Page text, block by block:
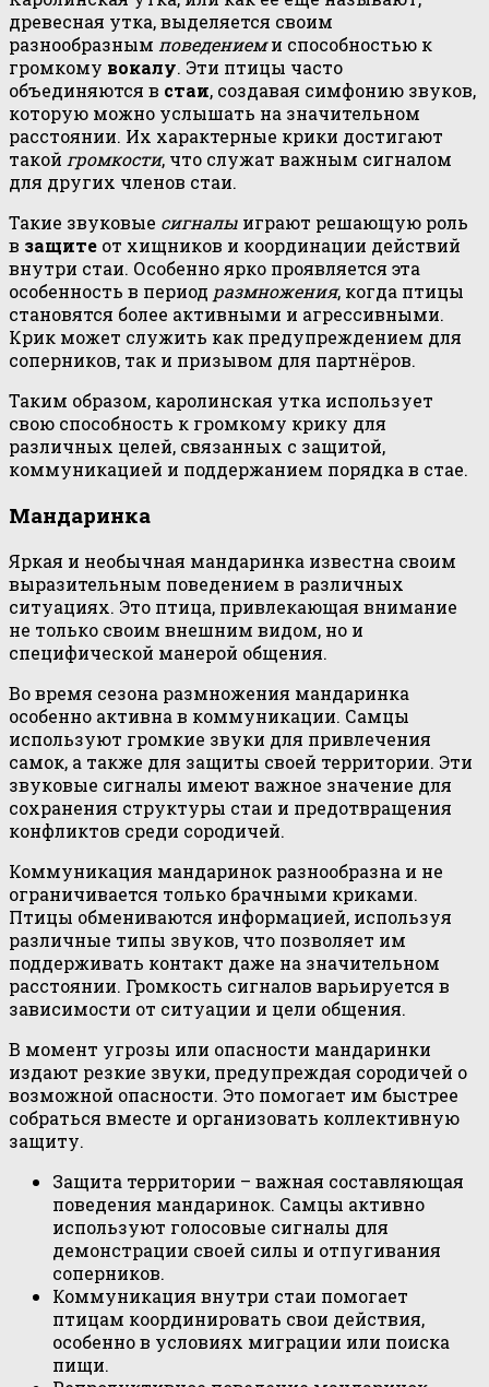
древесная утка, выделяется своим
разнообразным поведениеми способностью к
громкому вокалу. Эти птицы часто
объединяются в стаи, создавая симфонию звуков,
которую можно услышать на значительном
расстоянии. Их характерные крики достигают
такой громкости, что служат важным сигналом
для других членов стаи.
Такие звуковые сигналы играют решающую роль
в защите от хищников и координации действий
внутри стаи. Особенно ярко проявляется эта
особенность в период размножения, когда птицы
становятся более активными и агрессивными.
Крик может служить как предупреждением для
соперников, так и призывом для партнёров.
Таким образом, каролинская утка использует
свою способность к громкому крику для
различных целей, связанных с защитой,
коммуникацией и поддержанием порядка в стае.
Мандаринка
Яркая и необычная мандаринка известна своим
выразительным поведением в различных
ситуациях. Это птица, привлекающая внимание
не только своим внешним видом, но и
специфической манерой общения.
Во время сезона размножения мандаринка
особенно активна в коммуникации. Самцы
используют громкие звуки для привлечения
самок, а также для защиты своей территории. Эти
звуковые сигналы имеют важное значение для
сохранения структуры стаи и предотвращения
конфликтов среди сородичей.
Коммуникация мандаринок разнообразна и не
ограничивается только брачными криками.
Птицы обмениваются информацией, используя
различные типы звуков, что позволяет им
поддерживать контакт даже на значительном
расстоянии. Громкость сигналов варьируется в
зависимости от ситуации и цели общения.
В момент угрозы или опасности мандаринки
издают резкие звуки, предупреждая сородичей о
возможной опасности. Это помогает им быстрее
собраться вместе и организовать коллективную
защиту.
Защита территории – важная составляющая
поведения мандаринок. Самцы активно
используют голосовые сигналы для
демонстрации своей силы и отпугивания
соперников.
Коммуникация внутри стаи помогает
птицам координировать свои действия,
особенно в условиях миграции или поиска
пищи.